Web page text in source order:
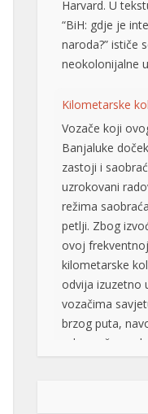
neokolonijalne
Kilometarske
Banjaluke
zastoji i
uzrokovani
režima
petlji. Zbog
ovoj
kilometarske
odvija izuzetno
vozačima
brzog puta,
od vozača na
Pripremite
dana stižu